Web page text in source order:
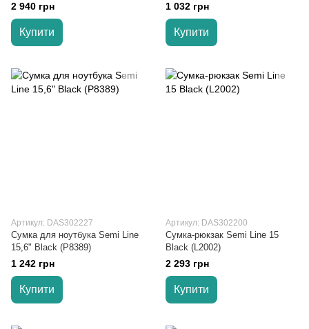
2 940 грн
Купити
1 032 грн
Купити
Артикул: DAS302227
Сумка для ноутбука Semi Line
15,6" Black (P8389)
1 242 грн
Купити
Артикул: DAS302200
Сумка-рюкзак Semi Line 15
Black (L2002)
2 293 грн
Купити